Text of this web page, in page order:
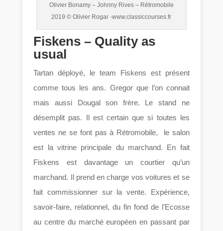
Olivier Bonamy – Johnny Rives – Rétromobile
2019 © Olivier Rogar -www.classiccourses.fr
Fiskens – Quality as
usual
Tartan déployé, le team Fiskens est présent
comme tous les ans. Gregor que l’on connait
mais aussi Dougal son frère. Le stand ne
désemplit pas. Il est certain que si toutes les
ventes ne se font pas à Rétromobile, le salon
est la vitrine principale du marchand. En fait
Fiskens est davantage un courtier qu’un
marchand. Il prend en charge vos voitures et se
fait commissionner sur la vente. Expérience,
savoir-faire, relationnel, du fin fond de l’Ecosse
au centre du marché européen en passant par